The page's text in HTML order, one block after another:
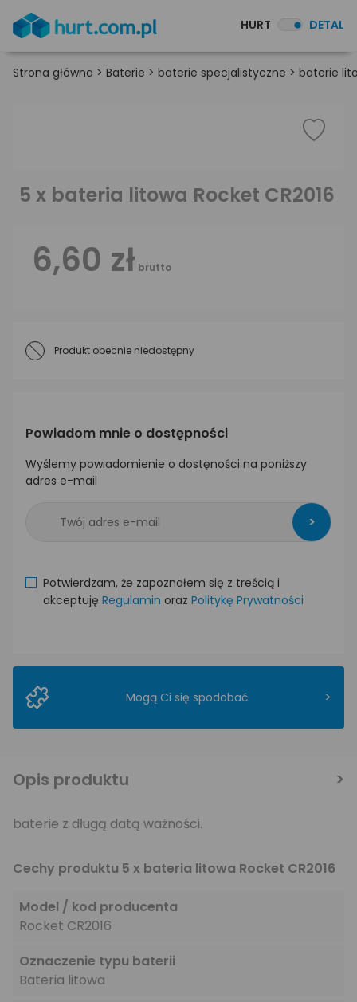
HURT DETAL
Strona główna > Baterie > baterie specjalistyczne > baterie
5 x bateria litowa Rocket CR2016
6,60 zł brutto
Produkt obecnie niedostępny
Powiadom mnie o dostępności
Wyślemy powiadomienie o dostęności na poniższy
adres e-mail
>
Potwierdzam, że zapoznałem się z treścią i
akceptuję Regulamin oraz Politykę Prywatności
Mogą Ci się spodobać >
Opis produktu
baterie z długą datą ważności.
Cechy produktu 5 x bateria litowa Rocket CR2016
Model / kod producenta
Rocket CR2016
Oznaczenie typu baterii
Bateria litowa